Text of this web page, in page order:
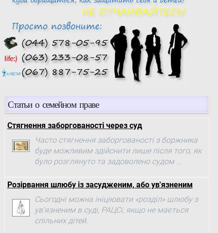
Статьи о семейном праве
Стягнення заборгованості через суд
Часто стягнення заборгованості з боржника
буде можливим здійснити лише після того, як
було розглянуто та задоволено судом ...
Розірвання шлюбу із засудженим, або ув'язненим
Сьогодні можна ініціювати «розділ» шлюбу з
ув'язненим в суді, РАЦСі, якщо не мається
спільних дітей.